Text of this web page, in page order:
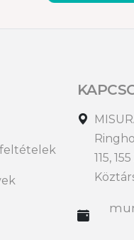
feltételek
115,